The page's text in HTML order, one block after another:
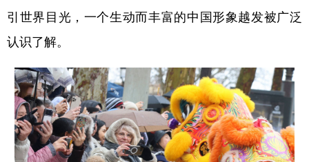
引世界目光，一个生动而丰富的中国形象越发被广泛
认识了解。